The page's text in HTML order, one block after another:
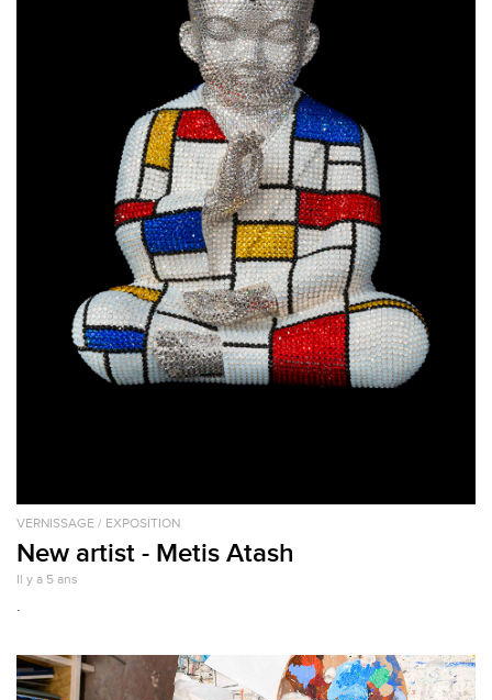
VERNISSAGE / EXPOSITION
New artist - Metis Atash
Il y a 5 ans
.